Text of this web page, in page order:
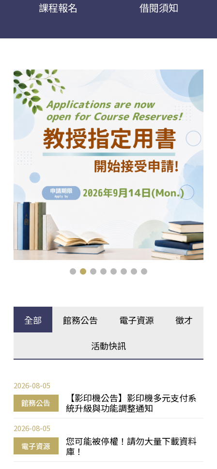
課程報名 借閱須知
全部 館務公告 電子資源 徵才
活動快訊
館務公告
【影印機公告】影印機多元支付系
統升級與功能調整通知
2026-08-05
電子資源
您可能被停權！請勿大量下載資料
庫！
2026-08-05